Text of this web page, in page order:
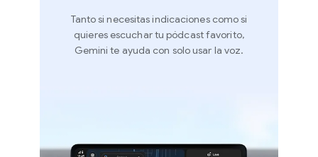
Tanto si necesitas indicaciones como si
quieres escuchar tu pódcast favorito,
Gemini te ayuda con solo usar la voz.